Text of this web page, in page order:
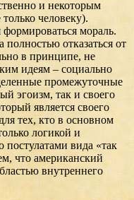
и некоторым
человеку).
мораль.
отказаться от
в принципе, не
идеям – социально
промежуточные
эгоизм, так и своего
является своего
тех, кто в основном
логикой и
вида «так
что американский
внутреннего